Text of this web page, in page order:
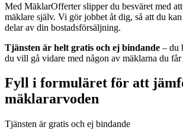
Med MäklarOfferter slipper du besväret med
mäklare själv. Vi gör jobbet åt dig, så att du
delar av din bostadsförsäljning.
Tjänsten är helt gratis och ej bindande – du
du vill gå vidare med någon av mäklarna du
Fyll i formuläret för att
mäklararvoden
Tjänsten är gratis och ej bindande